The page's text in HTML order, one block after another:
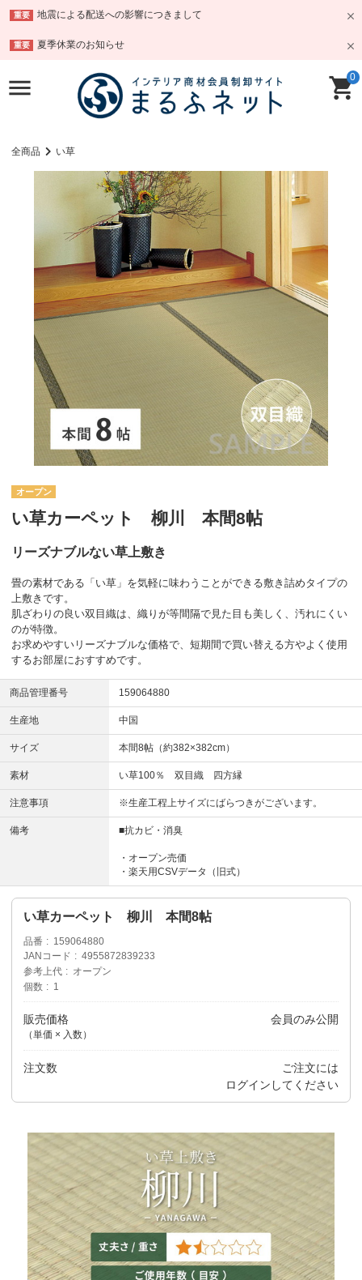
重要 地震による配送への影響につきまして
重要 夏季休業のお知らせ
0
全商品 い草
オープン
い草カーペット 柳川 本間8帖
リーズナブルない草上敷き
畳の素材である「い草」を気軽に味わうことができる敷き詰めタイプの
上敷きです。
肌ざわりの良い双目織は、織りが等間隔で見た目も美しく、汚れにくい
のが特徴。
お求めやすいリーズナブルな価格で、短期間で買い替える方やよく使用
するお部屋におすすめです。
商品管理番号 159064880
生産地 中国
サイズ 本間8帖（約382×382cm）
素材 い草100％ 双目織 四方縁
注意事項 ※生産工程上サイズにばらつきがございます。
備考 ■抗カビ・消臭
・オープン売価
・楽天用CSVデータ（旧式）
い草カーペット 柳川 本間8帖
品番
159064880
JANコード
4955872839233
参考上代
オープン
個数
1
販売価格
（単価 × 入数）
会員のみ公開
注文数
ご注文には
ログイン してください